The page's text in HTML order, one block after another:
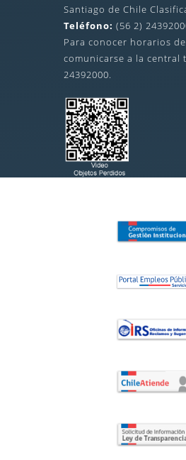
Santiago de Chile
Teléfono: (56 2)
Para conocer horarios
comunicarse a la central
24392000.